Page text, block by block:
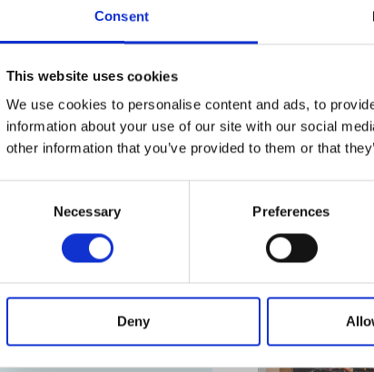
Consent
This website uses cookies
We use cookies to personalise content and ads, to
information about your use of our site with our social
other information that you’ve provided to them or that
Necessary Preferences
Deny
votre témoignage
Nous sommes
clients et notre
nous aussi.